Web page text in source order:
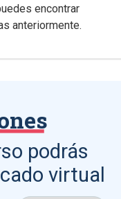
encontrar
anteriormente.
podrás
virtual